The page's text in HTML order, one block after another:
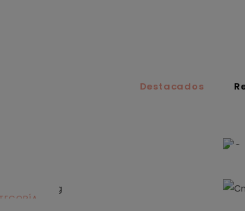
Destacados